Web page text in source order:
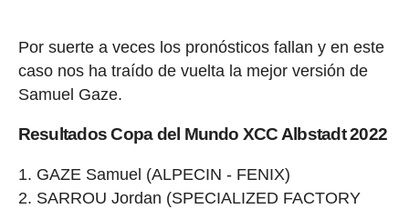
Por suerte a veces los pronósticos fallan y en este
caso nos ha traído de vuelta la mejor versión de
Samuel Gaze.
Resultados Copa del Mundo XCC Albstadt 2022
GAZE Samuel (ALPECIN - FENIX)
SARROU Jordan (SPECIALIZED FACTORY